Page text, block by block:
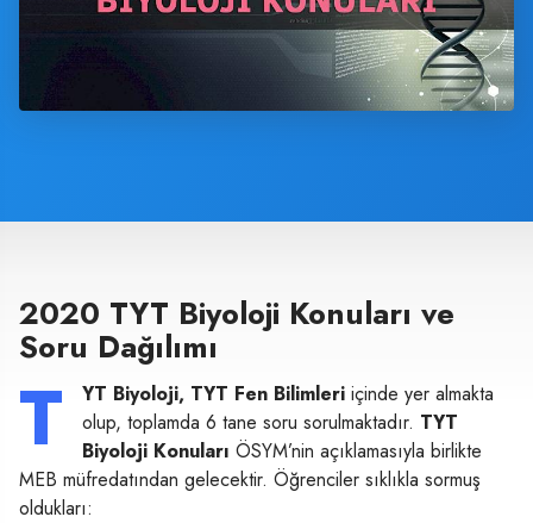
2020 TYT Biyoloji Konuları ve
Soru Dağılımı
T YT Biyoloji, TYT Fen Bilimleri içinde yer almakta
olup, toplamda 6 tane soru sorulmaktadır. TYT
Biyoloji Konuları ÖSYM’nin açıklamasıyla birlikte
MEB müfredatından gelecektir. Öğrenciler sıklıkla sormuş
oldukları: